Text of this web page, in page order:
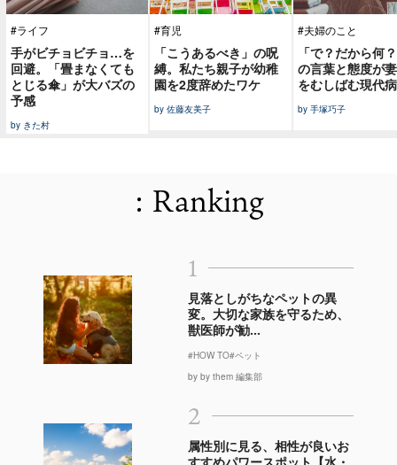
#ライフ
手がビチョビチョ…を
回避。「畳まなくても
とじる傘」が大バズの
予感
by きた村
#育児
「こうあるべき」の呪
縛。私たち親子が幼稚
園を2度辞めたワケ
by 佐藤友美子
#夫婦のこと
「で？だから何
の言葉と態度が
をむしばむ現代病
by 手塚巧子
: Ranking
1
見落としがちなペットの異
変。大切な家族を守るため、
獣医師が勧...
#HOW TO#ペット
by by them 編集部
2
属性別に見る、相性が良いお